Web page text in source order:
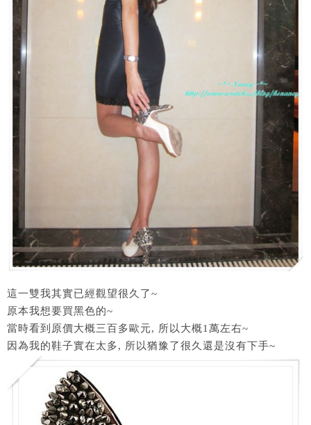
這一雙我其實已經觀望很久了~
原本我想要買黑色的~
當時看到原價大概三百多歐元, 所以大概1萬左右~
因為我的鞋子實在太多, 所以猶豫了很久還是沒有下手~